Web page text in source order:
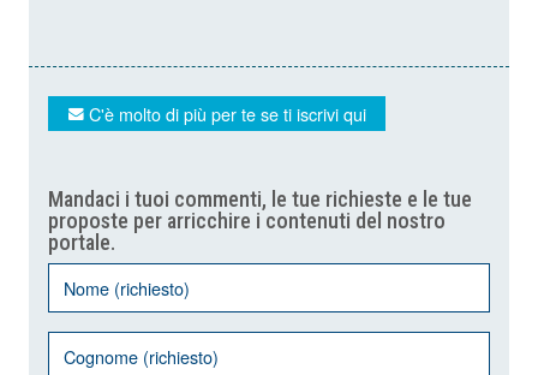
C'è molto di più per te se ti iscrivi qui
Mandaci i tuoi commenti, le tue richieste e le tue
proposte per arricchire i contenuti del nostro
portale.